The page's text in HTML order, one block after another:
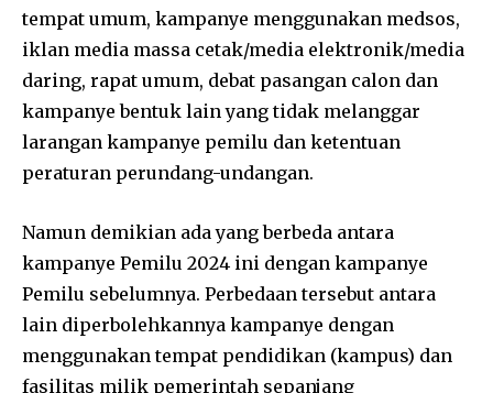
tempat umum, kampanye menggunakan medsos,
iklan media massa cetak/media elektronik/media
daring, rapat umum, debat pasangan calon dan
kampanye bentuk lain yang tidak melanggar
larangan kampanye pemilu dan ketentuan
peraturan perundang-undangan.
Namun demikian ada yang berbeda antara
kampanye Pemilu 2024 ini dengan kampanye
Pemilu sebelumnya. Perbedaan tersebut antara
lain diperbolehkannya kampanye dengan
menggunakan tempat pendidikan (kampus) dan
fasilitas milik pemerintah sepanjang